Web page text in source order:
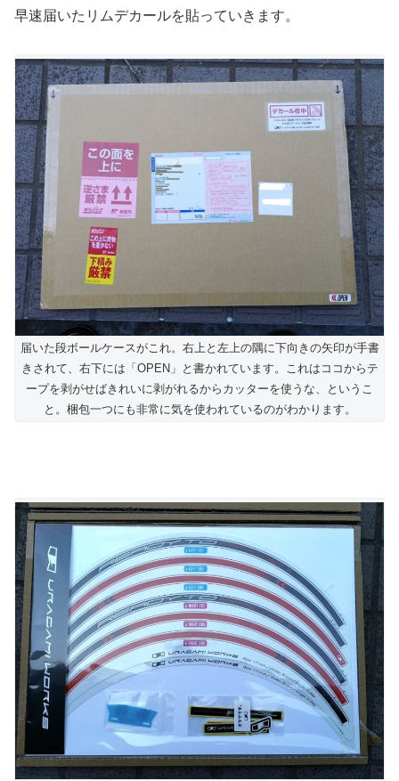
早速届いたリムデカールを貼っていきます。
届いた段ボールケースがこれ。右上と左上の隅に下向きの矢印が手書
きされて、右下には「OPEN」と書かれています。これはココからテ
ープを剥がせばきれいに剥がれるからカッターを使うな、というこ
と。梱包一つにも非常に気を使われているのがわかります。